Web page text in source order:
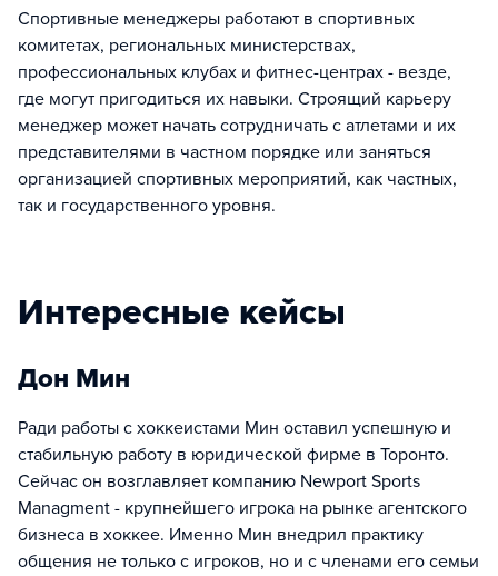
Спортивные менеджеры работают в спортивных
комитетах, региональных министерствах,
профессиональных клубах и фитнес-центрах - везде,
где могут пригодиться их навыки. Строящий карьеру
менеджер может начать сотрудничать с атлетами и их
представителями в частном порядке или заняться
организацией спортивных мероприятий, как частных,
так и государственного уровня.
Интересные кейсы
Дон Мин
Ради работы с хоккеистами Мин оставил успешную и
стабильную работу в юридической фирме в Торонто.
Сейчас он возглавляет компанию Newport Sports
Managment - крупнейшего игрока на рынке агентского
бизнеса в хоккее. Именно Мин внедрил практику
общения не только с игроков, но и с членами его семьи